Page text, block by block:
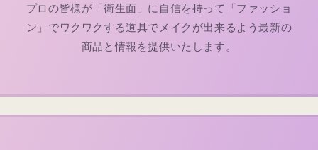
プロの皆様が「衛生面」に自信を持って「ファッショ
ン」でワクワクする道具でメイクが出来るよう最新の
商品と情報を提供いたします。